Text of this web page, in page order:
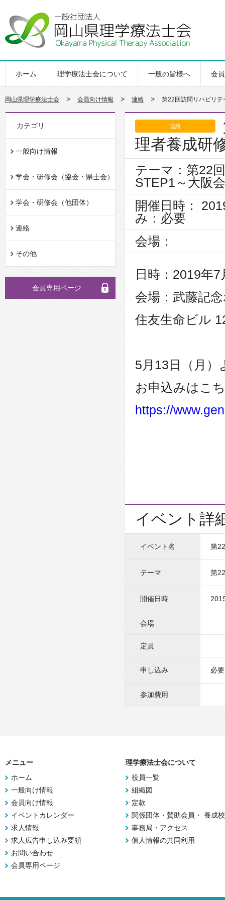
ホーム 理学療法士会について 一般の皆様へ 会
岡山県理学療法士会 > 会員向け情報 > 連絡 > 第22回訪問リハビリ
カテゴリ
一般向け情報
学会・研修会（協会・県士会）
学会・研修会（他団体）
連絡
その他
会員専用ページ
連絡
理者養成研
テーマ：第22
STEP1～大阪
開催日時：
み：必要
会場：
日時：2019年
会場：武藤記
住友生命ビル
5月13日（月）
お申込みはこ
https://
イベント詳
イベント名 第
テーマ 第
開催日時
会場
定員
申し込み 必要
参加費用
メニュー
ホーム
一般向け情報
会員向け情報
イベントカレンダー
求人情報
求人広告申し込み要領
お問い合わせ
会員専用ページ
理学療法士会について
役員一覧
組織図
定款
関係団体・賛助会員・ 養成校
事務局・アクセス
個人情報の共同利用